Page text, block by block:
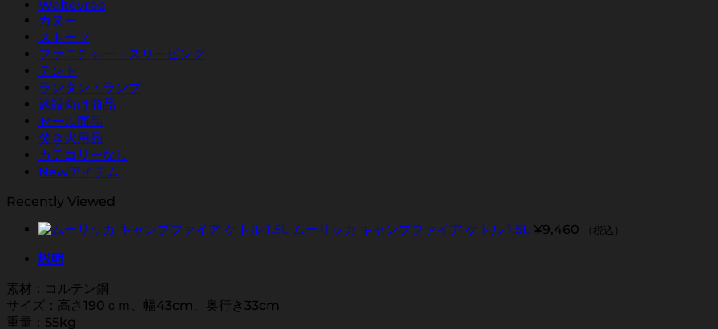
オ
ー
ブ
ン
個
Weltevree
カヌー
ストーブ
ファニチャー・スリーピング
テント
ランタン・ランプ
施設向け商品
セール商品
焚き火用品
カテゴリーなし
Newアイテム
Recently Viewed
ムーリッカ キャンプファイア ケトル 1.5L ¥9,460 （税込）
説明
素材：コルテン鋼
サイズ：高さ190ｃｍ、幅43cm、奥行き33cm
重量：55kg